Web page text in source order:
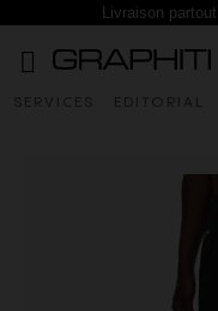
Livraison
SERVICES EDITORIAL